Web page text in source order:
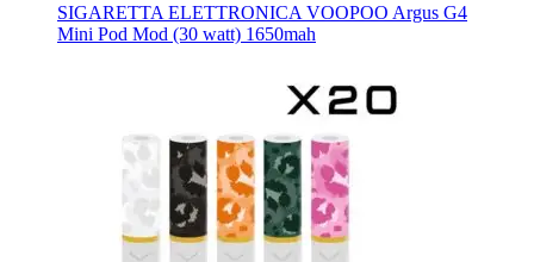
SIGARETTA ELETTRONICA VOOPOO Argus G4
Mini Pod Mod (30 watt) 1650mah